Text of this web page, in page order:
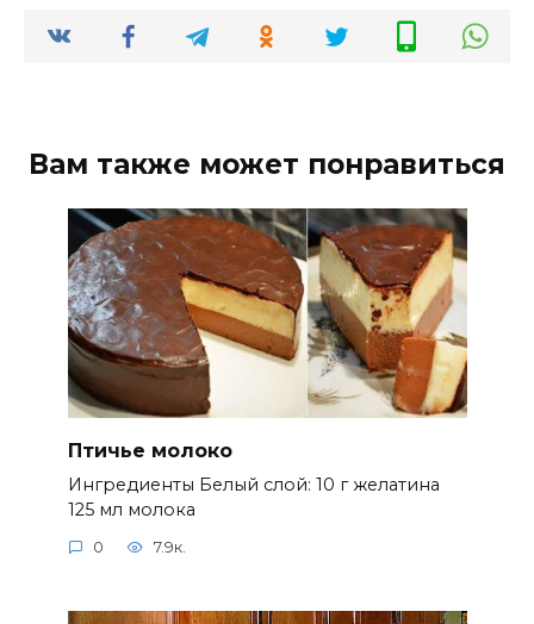
Вам также может понравиться
Птичье молоко
Ингредиенты Белый слой: 10 г желатина
125 мл молока
0 7.9к.